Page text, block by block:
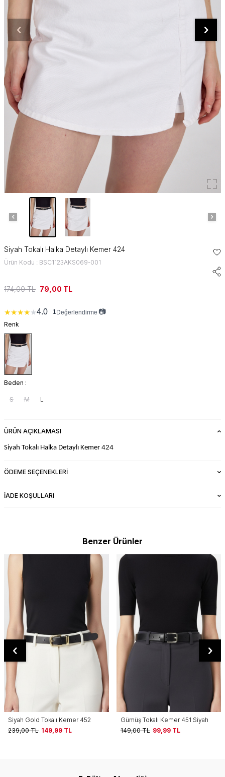
Siyah Tokalı Halka Detaylı Kemer 424
Ürün Kodu : BSC1123AKS069-001
174,00TL 79,00 TL
★★★★★4.0 1Değerlendirme 📷
Renk
Beden :
S M L
ÜRÜN AÇIKLAMASI
Siyah Tokalı Halka Detaylı Kemer 424
ÖDEME SEÇENEKLERI
İADE KOŞULLARI
Benzer Ürünler
Gümüş Tokalı Kemer 451 Siyah
149,00TL 99,99TL
Siyah Kare Gümüş Tokalı Kemer
450